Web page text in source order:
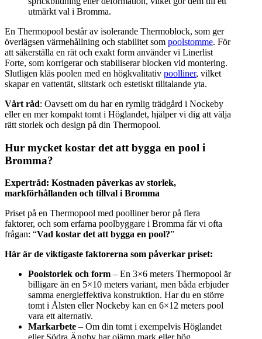
utmärkt val i Bromma.
En Thermopool består av isolerande Thermoblock, som ger
överlägsen värmehållning och stabilitet som poolstomme. För
att säkerställa en rät och exakt form använder vi Linerlist
Forte, som korrigerar och stabiliserar blocken vid montering.
Slutligen kläs poolen med en högkvalitativ poolliner, vilket
skapar en vattentät, slitstark och estetiskt tilltalande yta.
Vårt råd: Oavsett om du har en rymlig trädgård i Nockeby
eller en mer kompakt tomt i Höglandet, hjälper vi dig att välja
rätt storlek och design på din Thermopool.
Hur mycket kostar det att bygga en pool i
Bromma?
Expertråd: Kostnaden påverkas av storlek,
markförhållanden och tillval i Bromma
Priset på en Thermopool med poolliner beror på flera
faktorer, och som erfarna poolbyggare i Bromma får vi ofta
frågan: “Vad kostar det att bygga en pool?”
Här är de viktigaste faktorerna som påverkar priset:
Poolstorlek och form – En 3×6 meters Thermopool är
billigare än en 5×10 meters variant, men båda erbjuder
samma energieffektiva konstruktion. Har du en större
tomt i Ålsten eller Nockeby kan en 6×12 meters pool
vara ett alternativ.
Markarbete – Om din tomt i exempelvis Höglandet